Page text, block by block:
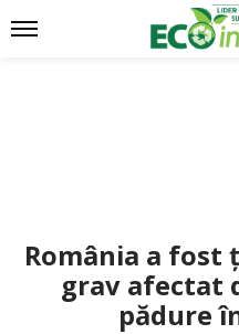
România a fost
grav afectat
pădure